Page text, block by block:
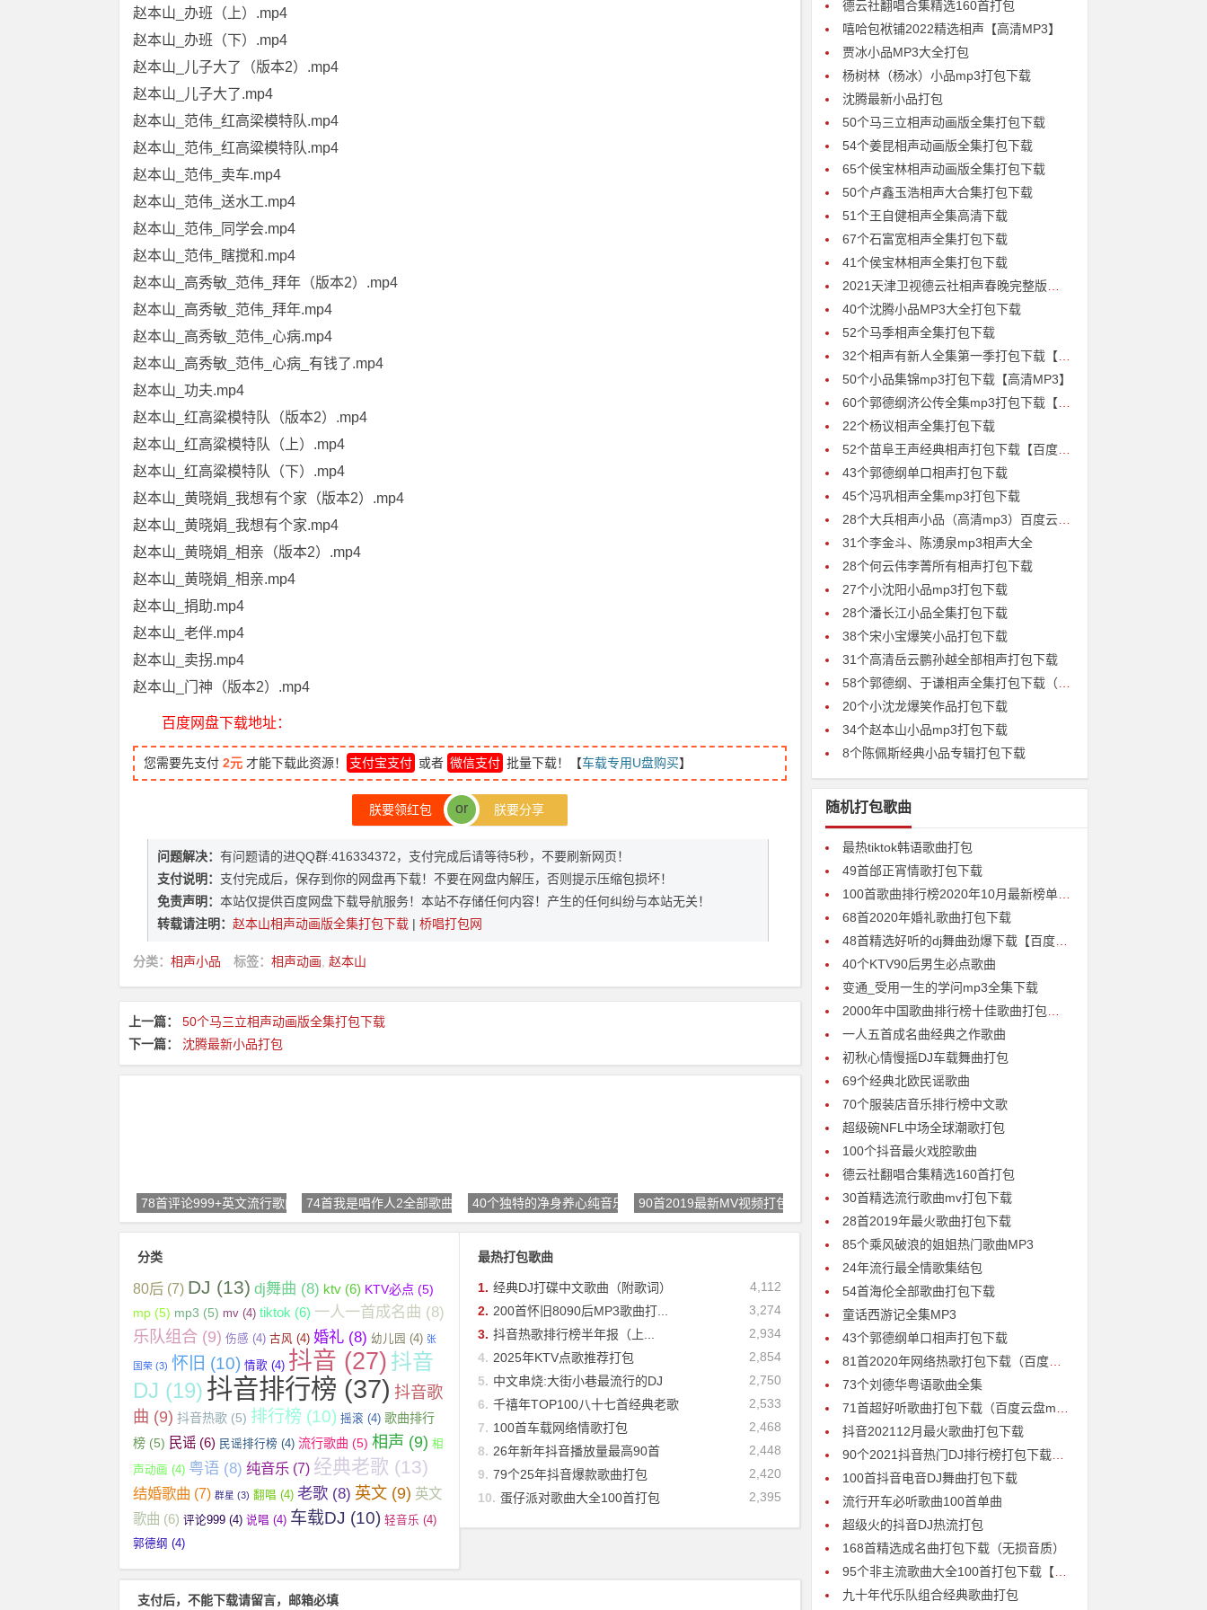
赵本山_办班（上）.mp4
赵本山_办班（下）.mp4
赵本山_儿子大了（版本2）.mp4
赵本山_儿子大了.mp4
赵本山_范伟_红高梁模特队.mp4
赵本山_范伟_红高粱模特队.mp4
赵本山_范伟_卖车.mp4
赵本山_范伟_送水工.mp4
赵本山_范伟_同学会.mp4
赵本山_范伟_瞎搅和.mp4
赵本山_高秀敏_范伟_拜年（版本2）.mp4
赵本山_高秀敏_范伟_拜年.mp4
赵本山_高秀敏_范伟_心病.mp4
赵本山_高秀敏_范伟_心病_有钱了.mp4
赵本山_功夫.mp4
赵本山_红高粱模特队（版本2）.mp4
赵本山_红高粱模特队（上）.mp4
赵本山_红高粱模特队（下）.mp4
赵本山_黄晓娟_我想有个家（版本2）.mp4
赵本山_黄晓娟_我想有个家.mp4
赵本山_黄晓娟_相亲（版本2）.mp4
赵本山_黄晓娟_相亲.mp4
赵本山_捐助.mp4
赵本山_老伴.mp4
赵本山_卖拐.mp4
赵本山_门神（版本2）.mp4
百度网盘下载地址：
您需要先支付 2元 才能下载此资源！ 支付宝支付 或者 微信支付 批量下载！【车载专用U盘购买】
朕要领红包 or 朕要分享
问题解决：有问题请的进QQ群:416334372，支付完成后请等待5秒，不要刷新网页！
支付说明： 支付完成后，保存到你的网盘再下载！不要在网盘内解压，否则提示压缩包损坏！
免责声明：本站仅提供百度网盘下载导航服务！本站不存储任何内容！产生的任何纠纷与本站无关！
转载请注明：赵本山相声动画版全集打包下载 |桥唱打包网
分类： 相声小品 标签： 相声动画 赵本山
上一篇：
50个马三立相声动画版全集打包下载
下一篇：
沈腾最新小品打包
78首评论999+英文流行歌曲打包下74首我是唱作人2全部歌曲打包下载40个独特的净身养心纯音乐 90首2019最新MV视频打包下载
分类
80后 (7) DJ (13) dj舞曲 (8) ktv (6) KTV必点 (5)
mp (5) mp3 (5) mv (4) tiktok (6) 一人一首成名曲 (8)
乐队组合 (9) 伤感 (4) 古风 (4) 婚礼 (8) 幼儿园 (4) 张
国荣 (3) 怀旧 (10) 情歌 (4) 抖音 (27) 抖音
DJ (19) 抖音排行榜 (37) 抖音歌
曲 (9) 抖音热歌 (5) 排行榜 (10) 摇滚 (4) 歌曲排行
榜 (5) 民谣 (6) 民谣排行榜 (4) 流行歌曲 (5) 相声 (9) 相
声动画 (4) 粤语 (8) 纯音乐 (7) 经典老歌 (13)
结婚歌曲 (7) 群星 (3) 翻唱 (4) 老歌 (8) 英文 (9) 英文
歌曲 (6) 评论999 (4) 说唱 (4) 车载DJ (10) 轻音乐 (4)
郭德纲 (4)
最热打包歌曲
4,112
1. 经典DJ打碟中文歌曲（附歌词）
3,274
2. 200首怀旧8090后MP3歌曲打...
2,934
3. 抖音热歌排行榜半年报（上...
2,854
4. 2025年KTV点歌推荐打包
2,750
5. 中文串烧:大街小巷最流行的DJ
2,533
6. 千禧年TOP100八十七首经典老歌
2,468
7. 100首车载网络情歌打包
2,448
8. 26年新年抖音播放量最高90首
2,420
9. 79个25年抖音爆款歌曲打包
2,395
10. 蛋仔派对歌曲大全100首打包
支付后，不能下载请留言，邮箱必填
德云社翻唱合集精选160首打包
嘻哈包袱铺2022精选相声【高清MP3】
贾冰小品MP3大全打包
杨树林（杨冰）小品mp3打包下载
沈腾最新小品打包
50个马三立相声动画版全集打包下载
54个姜昆相声动画版全集打包下载
65个侯宝林相声动画版全集打包下载
50个卢鑫玉浩相声大合集打包下载
51个王自健相声全集高清下载
67个石富宽相声全集打包下载
41个侯宝林相声全集打包下载
2021天津卫视德云社相声春晚完整版打包下载【百度云MP3】
40个沈腾小品MP3大全打包下载
52个马季相声全集打包下载
32个相声有新人全集第一季打包下载【百度云高清MP3】
50个小品集锦mp3打包下载【高清MP3】
60个郭德纲济公传全集mp3打包下载【高清】
22个杨议相声全集打包下载
52个苗阜王声经典相声打包下载【百度云高清无损mp3】
43个郭德纲单口相声打包下载
45个冯巩相声全集mp3打包下载
28个大兵相声小品（高清mp3）百度云盘下载
31个李金斗、陈湧泉mp3相声大全
28个何云伟李菁所有相声打包下载
27个小沈阳小品mp3打包下载
28个潘长江小品全集打包下载
38个宋小宝爆笑小品打包下载
31个高清岳云鹏孙越全部相声打包下载
58个郭德纲、于谦相声全集打包下载（无损音质）百度网盘
20个小沈龙爆笑作品打包下载
34个赵本山小品mp3打包下载
8个陈佩斯经典小品专辑打包下载
随机打包歌曲
最热tiktok韩语歌曲打包
49首邰正宵情歌打包下载
100首歌曲排行榜2020年10月最新榜单打包下载
68首2020年婚礼歌曲打包下载
48首精选好听的dj舞曲劲爆下载【百度云盘高清mp3】
40个KTV90后男生必点歌曲
变通_受用一生的学问mp3全集下载
2000年中国歌曲排行榜十佳歌曲打包下载【百度网盘无损】
一人五首成名曲经典之作歌曲
初秋心情慢摇DJ车载舞曲打包
69个经典北欧民谣歌曲
70个服装店音乐排行榜中文歌
超级碗NFL中场全球潮歌打包
100个抖音最火戏腔歌曲
德云社翻唱合集精选160首打包
30首精选流行歌曲mv打包下载
28首2019年最火歌曲打包下载
85个乘风破浪的姐姐热门歌曲MP3
24年流行最全情歌集结包
54首海伦全部歌曲打包下载
童话西游记全集MP3
43个郭德纲单口相声打包下载
81首2020年网络热歌打包下载（百度云）
73个刘德华粤语歌曲全集
71首超好听歌曲打包下载（百度云盘mp3高清无损）
抖音202112月最火歌曲打包下载
90个2021抖音热门DJ排行榜打包下载【无损超高音质】
100首抖音电音DJ舞曲打包下载
流行开车必听歌曲100首单曲
超级火的抖音DJ热流打包
168首精选成名曲打包下载（无损音质）
95个非主流歌曲大全100首打包下载【百度云】
九十年代乐队组合经典歌曲打包